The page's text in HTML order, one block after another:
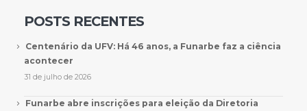
POSTS RECENTES
Centenário da UFV: Há 46 anos, a Funarbe faz a ciência
acontecer
31 de julho de 2026
Funarbe abre inscrições para eleição da Diretoria